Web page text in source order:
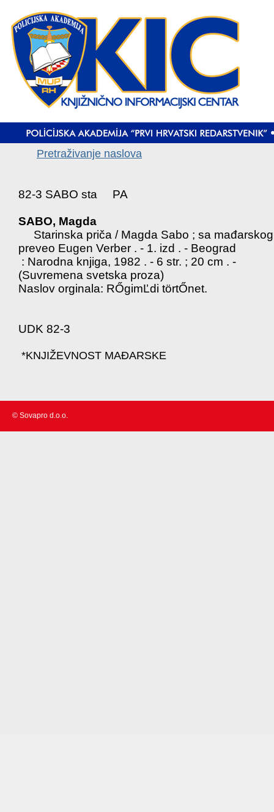
Pretraživanje naslova
82-3 SABO sta PA
SABO, Magda
Starinska priča / Magda Sabo ; sa mađarskog
preveo Eugen Verber . - 1. izd . - Beograd
: Narodna knjiga, 1982 . - 6 str. ; 20 cm . -
(Suvremena svetska proza)
Naslov orginala: RŐgimĽdi törtŐnet.
UDK 82-3
*KNJIŽEVNOST MAĐARSKE
© Sovapro d.o.o.